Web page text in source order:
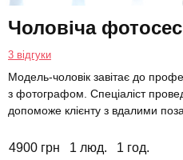
Чоловіча
3 відгуки
Модель-чоловік завітає до
з фотографом. Спеціаліст
допоможе клієнту з вдалими
4900 грн 1 люд. 1 год.